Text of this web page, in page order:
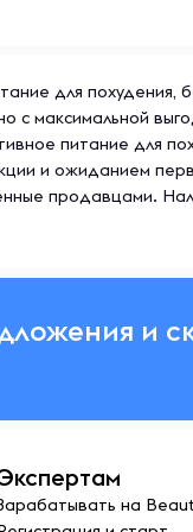
для похудения,
с максимальной
питание для
и ожиданием
продавцами.
и
на